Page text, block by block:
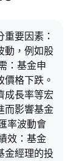
要因素：
動，例如股
：基金申
格下跌。
成長率等宏
而影響基金
率波動會
效：基金
金經理的投